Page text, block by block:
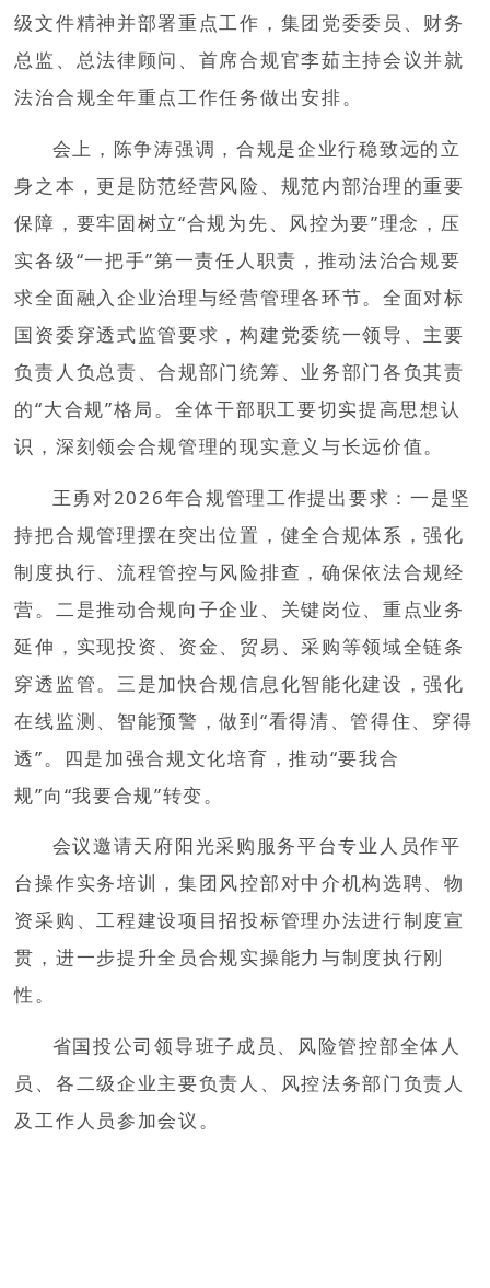
级文件精神并部署重点工作，集团党委委员、财务
总监、总法律顾问、首席合规官李茹主持会议并就
法治合规全年重点工作任务做出安排。
会上，陈争涛强调，合规是企业行稳致远的立
身之本，更是防范经营风险、规范内部治理的重要
保障，要牢固树立“合规为先、风控为要”理念，压
实各级“一把手”第一责任人职责，推动法治合规要
求全面融入企业治理与经营管理各环节。全面对标
国资委穿透式监管要求，构建党委统一领导、主要
负责人负总责、合规部门统筹、业务部门各负其责
的“大合规”格局。全体干部职工要切实提高思想认
识，深刻领会合规管理的现实意义与长远价值。
王勇对2026年合规管理工作提出要求：一是坚
持把合规管理摆在突出位置，健全合规体系，强化
制度执行、流程管控与风险排查，确保依法合规经
营。二是推动合规向子企业、关键岗位、重点业务
延伸，实现投资、资金、贸易、采购等领域全链条
穿透监管。三是加快合规信息化智能化建设，强化
在线监测、智能预警，做到“看得清、管得住、穿得
透”。四是加强合规文化培育，推动“要我合
规”向“我要合规”转变。
会议邀请天府阳光采购服务平台专业人员作平
台操作实务培训，集团风控部对中介机构选聘、物
资采购、工程建设项目招投标管理办法进行制度宣
贯，进一步提升全员合规实操能力与制度执行刚
性。
省国投公司领导班子成员、风险管控部全体人
员、各二级企业主要负责人、风控法务部门负责人
及工作人员参加会议。